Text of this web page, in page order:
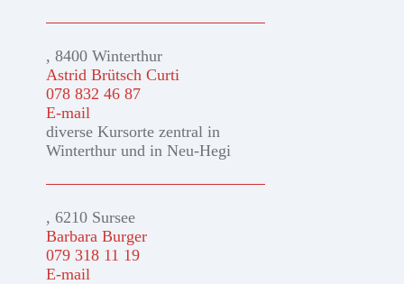
, 8400 Winterthur
Astrid Brütsch Curti
078 832 46 87
E-mail
diverse Kursorte zentral in
Winterthur und in Neu-Hegi
, 6210 Sursee
Barbara Burger
079 318 11 19
E-mail